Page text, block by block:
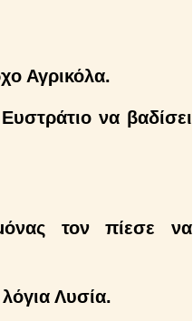
Αγρικόλα.
να βαδίσει
τον πίεσε να
Λυσία.